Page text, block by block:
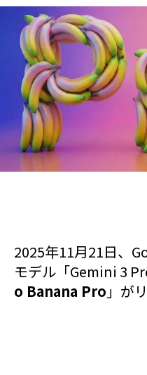
2025年11月21日、
モデル「Gemini 3
o Banana Pro 」が